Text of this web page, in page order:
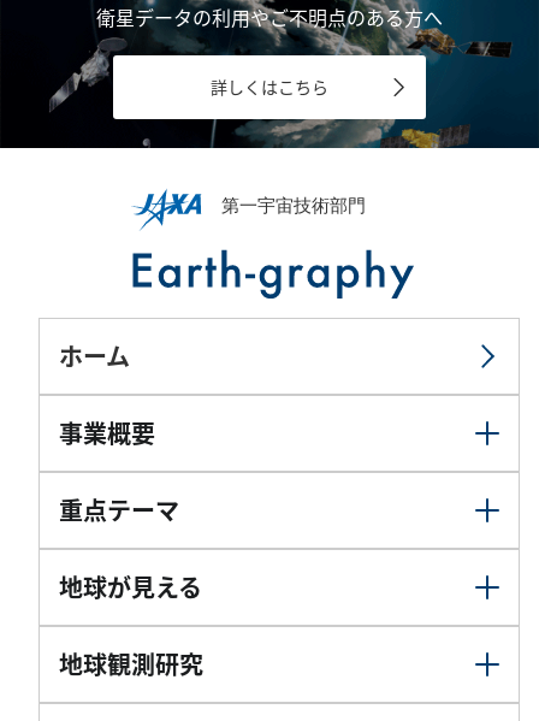
衛星データの利用やご不明点のある方へ
詳しくはこちら
ホーム
事業概要
重点テーマ
地球が見える
地球観測研究